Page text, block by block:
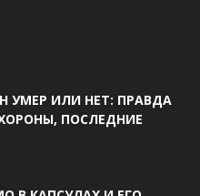
УМЕР ИЛИ НЕТ: ПРАВДА
ПОСЛЕДНИЕ